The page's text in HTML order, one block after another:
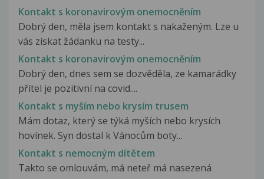
Kontakt s koronavirovým onemocněním
Dobrý den, měla jsem kontakt s nakaženým. Lze u
vás získat žádanku na testy...
Kontakt s koronavirovým onemocněním
Dobrý den, dnes sem se dozvěděla, ze kamarádky
přítel je pozitivní na covid....
Kontakt s myším nebo krysím trusem
Mám dotaz, který se týká myších nebo krysích
hovínek. Syn dostal k Vánocům boty...
Kontakt s nemocným dítětem
Takto se omlouvám, má neteř má nasezená